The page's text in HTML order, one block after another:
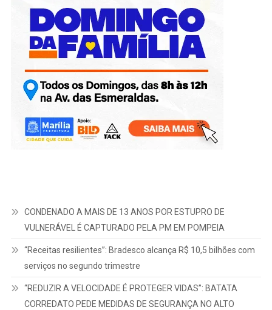
CONDENADO A MAIS DE 13 ANOS POR ESTUPRO DE
VULNERÁVEL É CAPTURADO PELA PM EM POMPEIA
“Receitas resilientes”: Bradesco alcança R$ 10,5 bilhões com
serviços no segundo trimestre
“REDUZIR A VELOCIDADE É PROTEGER VIDAS”: BATATA
CORREDATO PEDE MEDIDAS DE SEGURANÇA NO ALTO